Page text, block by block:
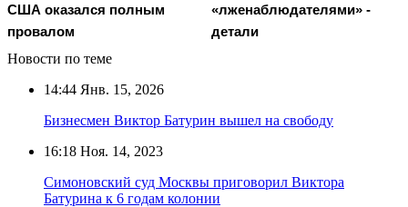
США оказался полным
провалом
«лженаблюдателями» -
детали
Новости по теме
14:44 Янв. 15, 2026
Бизнесмен Виктор Батурин вышел на свободу
16:18 Ноя. 14, 2023
Симоновский суд Москвы приговорил Виктора
Батурина к 6 годам колонии